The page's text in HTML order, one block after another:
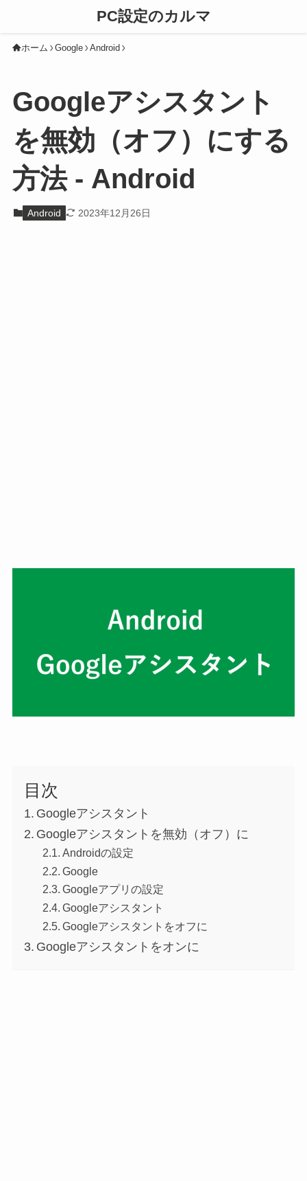
PC設定のカルマ
ホーム Google Android
Googleアシスタント
を無効（オフ）にする
方法 - Android
Android 2023年12月26日
目次
Googleアシスタント
Googleアシスタントを無効（オフ）に
Androidの設定
Google
Googleアプリの設定
Googleアシスタント
Googleアシスタントをオフに
Googleアシスタントをオンに